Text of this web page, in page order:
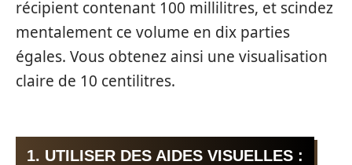
récipient contenant 100 millilitres, et scindez
mentalement ce volume en dix parties
égales. Vous obtenez ainsi une visualisation
claire de 10 centilitres.
1. UTILISER DES AIDES VISUELLES :